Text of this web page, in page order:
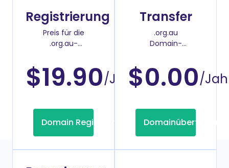
Registrierung
Preis für die
.org.au-
$19.90/Jahr
Domain Registrierung
Transfer
.org.au
Domain-
$0.00/
Domainübertragung